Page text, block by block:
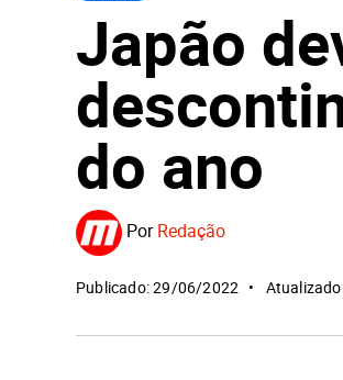
Japão
do ano
PorRedação
Publicado: 29/06/2022